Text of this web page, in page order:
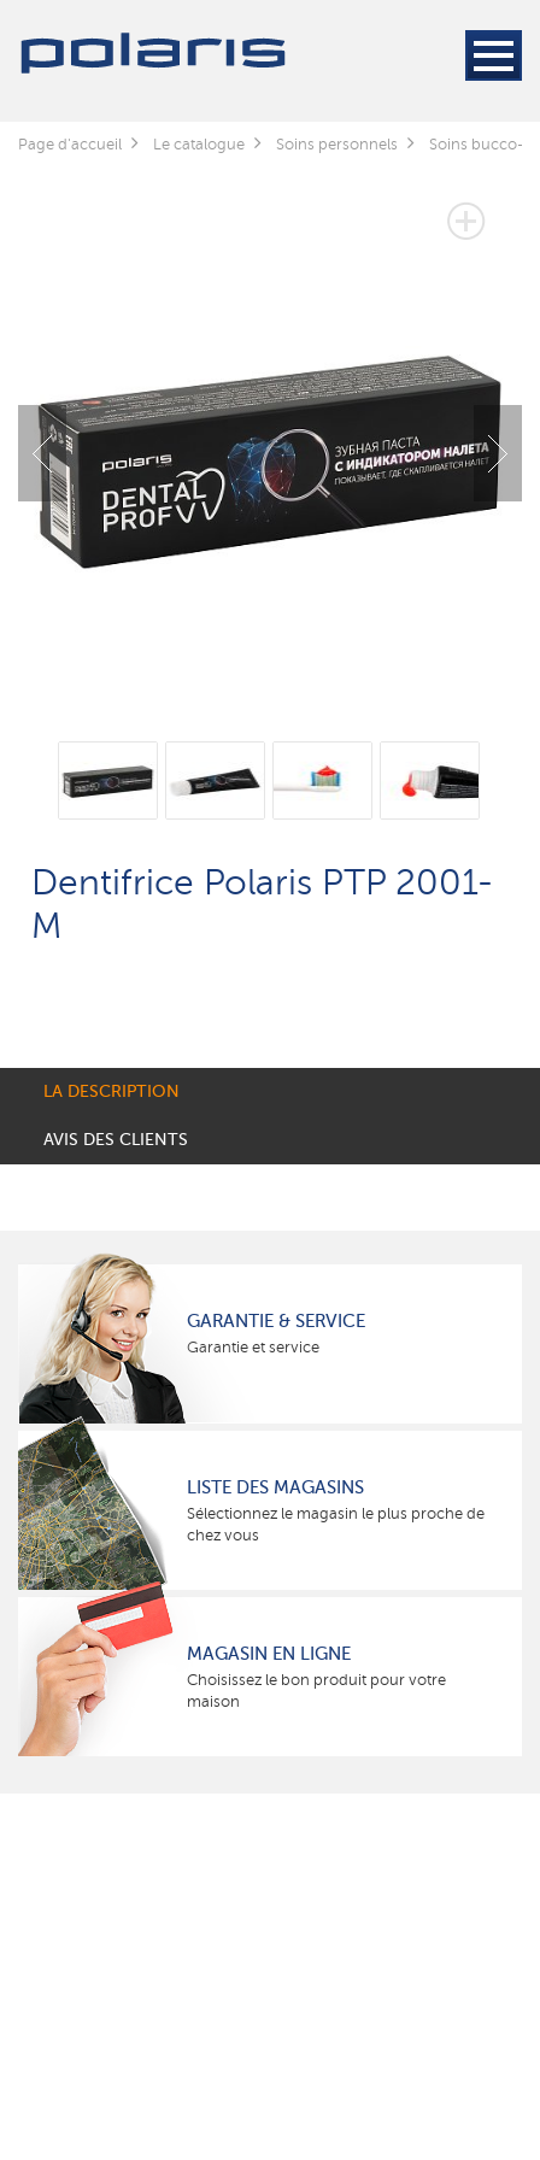
Page d'accueil Le catalogue Soins personnels Soins bucco-
Dentifrice Polaris PTP 2001-
M
LA DESCRIPTION
AVIS DES CLIENTS
GARANTIE & SERVICE
Garantie et service
LISTE DES MAGASINS
Sélectionnez le magasin le plus proche de
chez vous
MAGASIN EN LIGNE
Choisissez le bon produit pour votre
maison